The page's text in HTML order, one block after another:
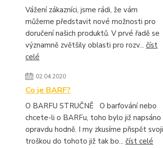
Vážení zákazníci, jsme rádi, že vám
můžeme představit nové možnosti pro
doručení našich produktů. V prvé řadě se
významně zvětšily oblasti pro rozv... číst
celé
02.04.2020
Co je BARF?
O BARFU STRUČNĚ O barfování nebo
chcete-li o BARFu, toho bylo již napsáno
opravdu hodně. I my zkusíme přispět svoji
troškou do tohoto již tak bo... číst celé